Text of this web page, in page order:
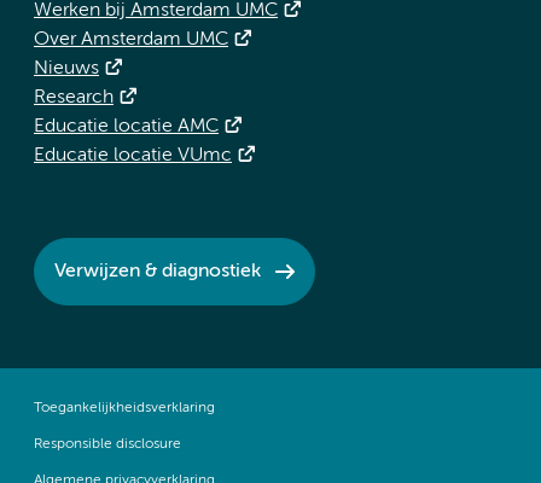
Werken bij Amsterdam UMC
Over Amsterdam UMC
Nieuws
Research
Educatie locatie AMC
Educatie locatie VUmc
Verwijzen & diagnostiek
Toegankelijkheidsverklaring
Responsible disclosure